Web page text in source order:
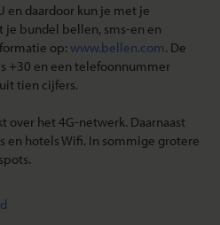
en daardoor kun je met je
bundel bellen, sms-en en
op: www.bellen.com. De
+30 en een telefoonnummer
tien cijfers.
over het 4G-netwerk. Daarnaast
en hotels Wifi. In sommige grotere